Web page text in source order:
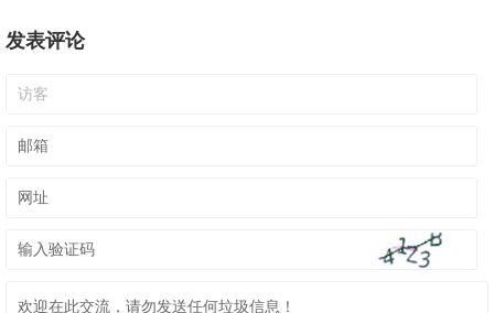
发表评论